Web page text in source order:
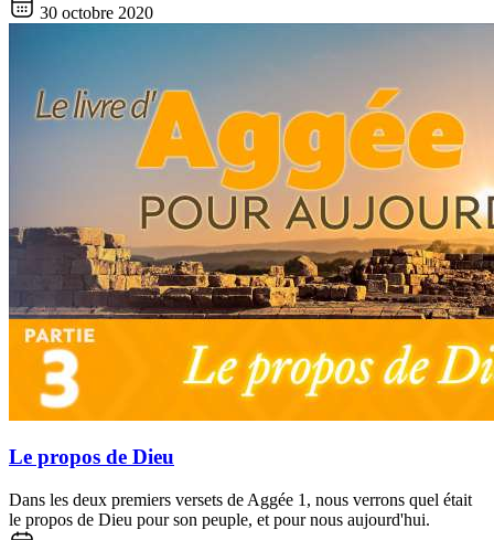
30 octobre 2020
Le propos de Dieu
Dans les deux premiers versets de Aggée 1, nous verrons quel était
le propos de Dieu pour son peuple, et pour nous aujourd'hui.